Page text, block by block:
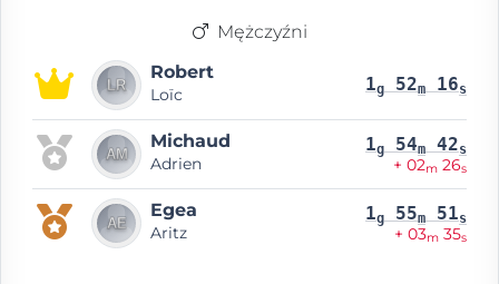
Mężczyźni
Robert
Loïc 1g 52m 16s
Michaud
Adrien
1g 54m 42s
+ 02m 26s
Egea
Aritz
1g 55m 51s
+ 03m 35s